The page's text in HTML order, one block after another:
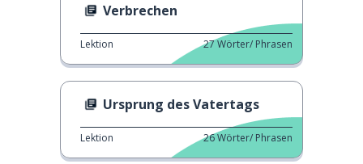
Verbrechen
Lektion 27Wörter/ Phrasen
Ursprung des Vatertags
Lektion 26Wörter/ Phrasen